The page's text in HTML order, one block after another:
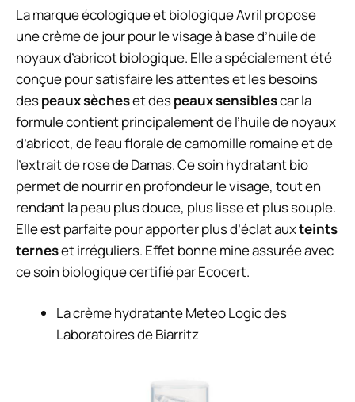
La marque écologique et biologique Avril propose
une crème de jour pour le visage à base d’huile de
noyaux d’abricot biologique. Elle a spécialement été
conçue pour satisfaire les attentes et les besoins
despeaux sècheset despeaux sensiblescar la
formule contient principalement de l’huile de noyaux
d’abricot, de l’eau florale de camomille romaine et de
l’extrait de rose de Damas. Ce soin hydratant bio
permet de nourrir en profondeur le visage, tout en
rendant la peau plus douce, plus lisse et plus souple.
Elle est parfaite pour apporter plus d’éclat auxteints
terneset irréguliers. Effet bonne mine assurée avec
ce soin biologique certifié par Ecocert.
Lacrème hydratante Meteo Logicdes
Laboratoires de Biarritz